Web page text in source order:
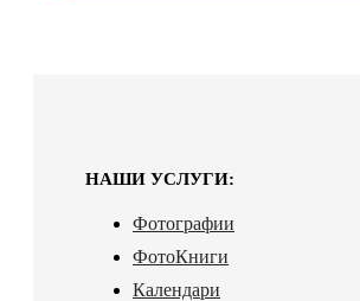
НАШИ УСЛУГИ:
Фотографии
ФотоКниги
Календари